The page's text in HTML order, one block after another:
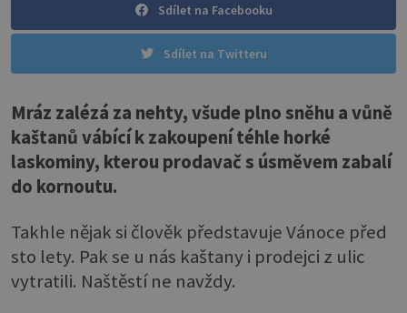
Sdílet na Facebooku
Sdílet na Twitteru
Mráz zalézá za nehty, všude plno sněhu a vůně
kaštanů vábící k zakoupení téhle horké
laskominy, kterou prodavač s úsměvem zabalí
do kornoutu.
Takhle nějak si člověk představuje Vánoce před
sto lety. Pak se u nás kaštany i prodejci z ulic
vytratili. Naštěstí ne navždy.